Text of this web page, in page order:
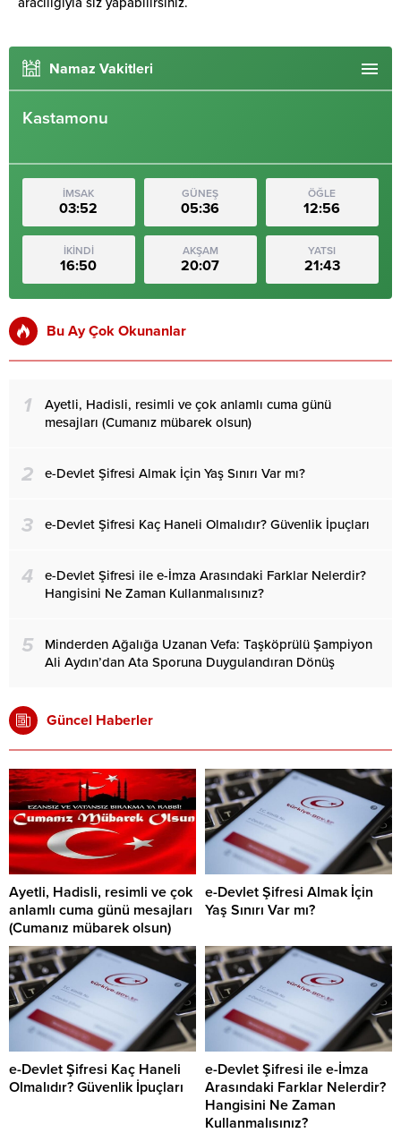
Namaz Vakitleri
Kastamonu
İMSAK
03:52
GÜNEŞ
05:36
ÖĞLE
12:56
İKİNDİ
16:50
AKŞAM
20:07
YATSI
21:43
Bu Ay Çok Okunanlar
1
Ayetli, Hadisli, resimli ve çok anlamlı cuma günü
mesajları (Cumanız mübarek olsun)
2 e-Devlet Şifresi Almak İçin Yaş Sınırı Var mı?
3 e-Devlet Şifresi Kaç Haneli Olmalıdır? Güvenlik İpuçları
4
e-Devlet Şifresi ile e-İmza Arasındaki Farklar Nelerdir?
Hangisini Ne Zaman Kullanmalısınız?
5
Minderden Ağalığa Uzanan Vefa: Taşköprülü Şampiyon
Ali Aydın’dan Ata Sporuna Duygulandıran Dönüş
Güncel Haberler
Ayetli, Hadisli, resimli ve çok
anlamlı cuma günü mesajları
(Cumanız mübarek olsun)
e-Devlet Şifresi Almak İçin
Yaş Sınırı Var mı?
e-Devlet Şifresi Kaç Haneli
Olmalıdır? Güvenlik İpuçları
e-Devlet Şifresi ile e-İmza
Arasındaki Farklar Nelerdir?
Hangisini Ne Zaman
Kullanmalısınız?